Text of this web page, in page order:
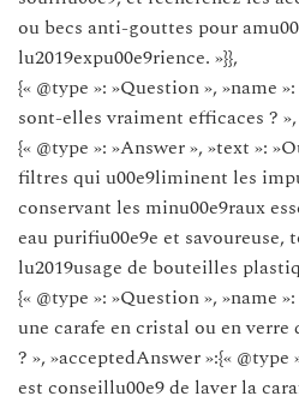
ou becs anti-gouttes pour
lu2019expu00e9rience. »}},
{« @type »: »Question », »name
sont-elles vraiment efficaces ?
{« @type »: »Answer », »text »:
filtres qui u00e9liminent les
conservant les minu00e9raux
eau purifiu00e9e et savoureuse,
lu2019usage de bouteilles
{« @type »: »Question », »name
une carafe en cristal ou en verre
? », »acceptedAnswer »:{«
est conseillu00e9 de laver la